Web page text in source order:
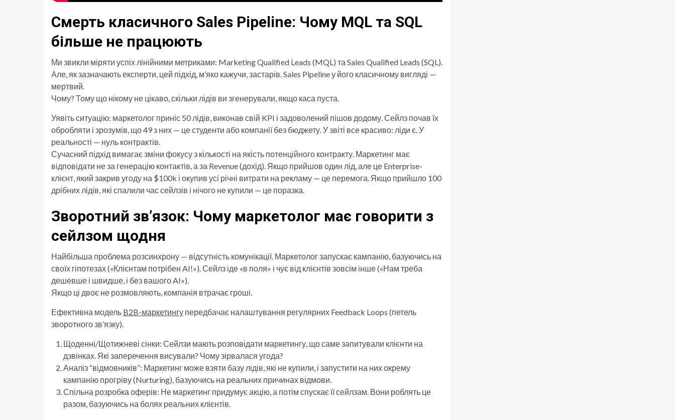
Смерть класичного Sales Pipeline: Чому MQL та SQL
більше не працюють
Ми звикли міряти успіх лінійними метриками: Marketing Qualified Leads (MQL) та Sales Qualified Leads (SQL).
Але, як зазначають експерти, цей підхід, м’яко кажучи, застарів. Sales Pipeline у його класичному вигляді —
мертвий.
Чому? Тому що нікому не цікаво, скільки лідів ви згенерували, якщо каса пуста.
Уявіть ситуацію: маркетолог приніс 50 лідів, виконав свій KPI і задоволений пішов додому. Сейлз почав їх
обробляти і зрозумів, що 49 з них — це студенти або компанії без бюджету. У звіті все красиво: ліди є. У
реальності — нуль контрактів.
Сучасний підхід вимагає зміни фокусу з кількості на якість потенційного контракту. Маркетинг має
відповідати не за генерацію контактів, а за Revenue (дохід). Якщо прийшов один лід, але це Enterprise-
клієнт, який закрив угоду на $100k і окупив усі річні витрати на рекламу — це перемога. Якщо прийшло 100
дрібних лідів, які спалили час сейлзів і нічого не купили — це поразка.
Зворотний зв’язок: Чому маркетолог має говорити з
сейлзом щодня
Найбільша проблема розсинхрону — відсутність комунікації. Маркетолог запускає кампанію, базуючись на
своїх гіпотезах («Клієнтам потрібен AI!»). Сейлз іде «в поля» і чує від клієнтів зовсім інше («Нам треба
дешевше і швидше, і без вашого AI»).
Якщо ці двоє не розмовляють, компанія втрачає гроші.
Ефективна модель B2B-маркетингу передбачає налаштування регулярних Feedback Loops (петель
зворотного зв’язку).
Щоденні/Щотижневі сінки: Сейлзи мають розповідати маркетингу, що саме запитували клієнти на
дзвінках. Які заперечення висували? Чому зірвалася угода?
Аналіз “відмовників”: Маркетинг може взяти базу лідів, які не купили, і запустити на них окрему
кампанію прогріву (Nurturing), базуючись на реальних причинах відмови.
Спільна розробка оферів: Не маркетинг придумує акцію, а потім спускає її сейлзам. Вони роблять це
разом, базуючись на болях реальних клієнтів.